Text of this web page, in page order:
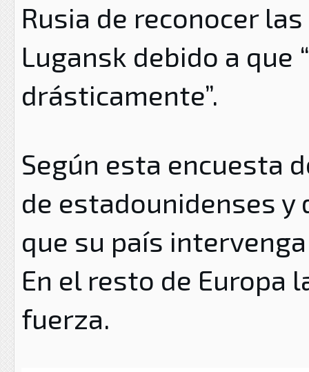
Rusia de reconocer
Lugansk debido a que
drásticamente”.
Según esta encuesta
de estadounidenses y
que su país
En el resto de Europa
fuerza.